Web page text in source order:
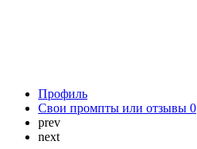
Профиль
Свои промпты или отзывы 0
prev
next